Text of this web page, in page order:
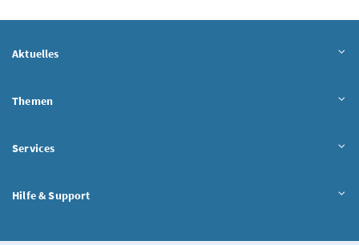
Aktuelles
Themen
Services
Hilfe & Support